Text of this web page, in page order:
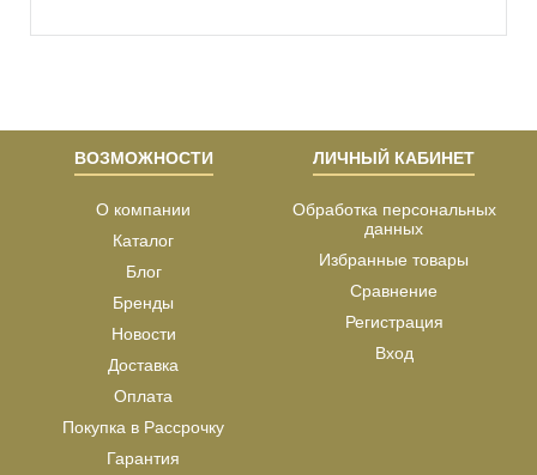
ВОЗМОЖНОСТИ
О компании
Каталог
Блог
Бренды
Новости
Доставка
Оплата
Покупка в Рассрочку
Гарантия
ЛИЧНЫЙ КАБИНЕТ
Обработка персональных
данных
Избранные товары
Сравнение
Регистрация
Вход